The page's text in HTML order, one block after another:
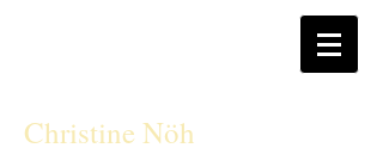
Christine Nöh